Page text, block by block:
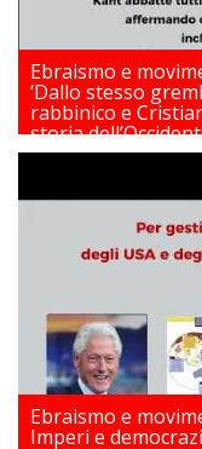
Ebraismo e
‘Dallo stesso
rabbinico e
storia
Ebraismo e
Imperi e